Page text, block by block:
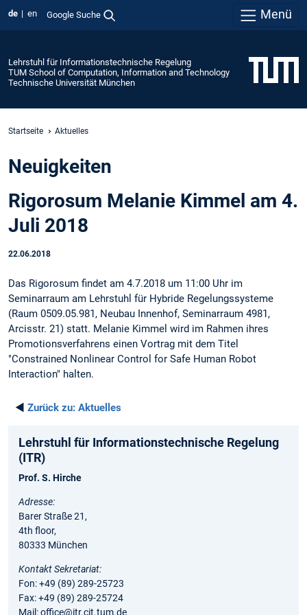
de en Google Suche Menü
Lehrstuhl für Informationstechnische Regelung
TUM School of Computation, Information and Technology
Technische Universität München
Startseite Aktuelles
Neuigkeiten
Rigorosum Melanie Kimmel am 4.
Juli 2018
22.06.2018
Das Rigorosum findet am 4.7.2018 um 11:00 Uhr im
Seminarraum am Lehrstuhl für Hybride Regelungssysteme
(Raum 0509.05.981, Neubau Innenhof, Seminarraum 4981,
Arcisstr. 21) statt. Melanie Kimmel wird im Rahmen ihres
Promotionsverfahrens einen Vortrag mit dem Titel
"Constrained Nonlinear Control for Safe Human Robot
Interaction" halten.
◄ Zurück zu: Aktuelles
Lehrstuhl für Informationstechnische Regelung
(ITR)
Prof. S. Hirche
Adresse:
Barer Straße 21,
4th floor,
80333 München
Kontakt Sekretariat:
Fon: +49 (89) 289-25723
Fax: +49 (89) 289-25724
Mail: office@itr.cit.tum.de